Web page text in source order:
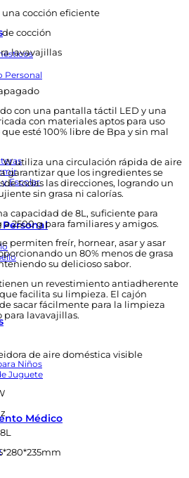
Personal
Escolar
Niños
Juguete
Médico
una cocción eficiente
cocción
lavavajillas
con una pantalla táctil LED y una
con materiales aptos para uso
esté 100% libre de Bpa y sin mal
utiliza una circulación rápida de aire
garantizar que los ingredientes se
todas las direcciones, logrando un
sin grasa ni calorías.
capacidad de 8L, suficiente para
2500 g para familiares y amigos.
permiten freír, hornear, asar y asar
un 80% menos de grasa
su delicioso sabor.
tienen un revestimiento antiadherente
facilita su limpieza. El cajón
sacar fácilmente para la limpieza
para lavavajillas.
de aire doméstica visible